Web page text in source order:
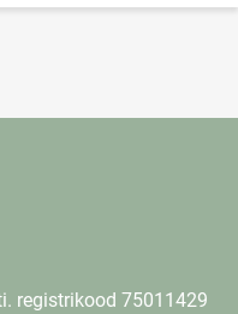
registrikood 75011429